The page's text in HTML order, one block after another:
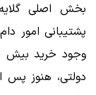
بخش اصلی
پشتیبانی امور
وجود خرید بیش
دولتی، هنوز پس